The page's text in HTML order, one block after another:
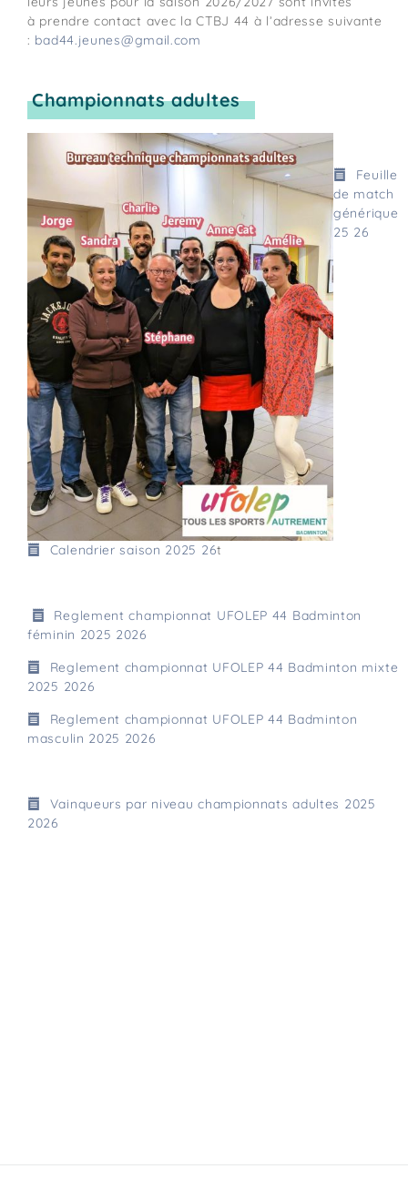
à prendre contact avec la CTBJ 44 à l’adresse suivante
: bad44.jeunes@gmail.com
Championnats adultes
Feuille
de match
générique
25 26
Calendrier saison 2025 26t
Reglement championnat UFOLEP 44 Badminton
féminin 2025 2026
Reglement championnat UFOLEP 44 Badminton mixte
2025 2026
Reglement championnat UFOLEP 44 Badminton
masculin 2025 2026
Vainqueurs par niveau championnats adultes 2025
2026